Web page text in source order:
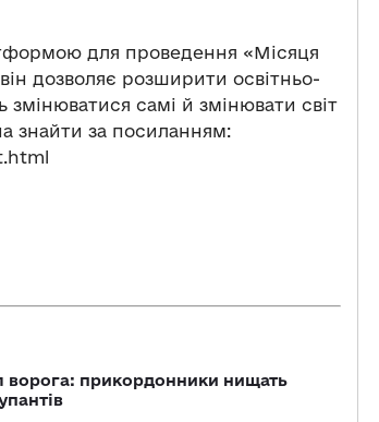
для проведення «Місяця
дозволяє розширити освітньо-
самі й змінювати світ
знайти за посиланням:
ворога: прикордонники нищать